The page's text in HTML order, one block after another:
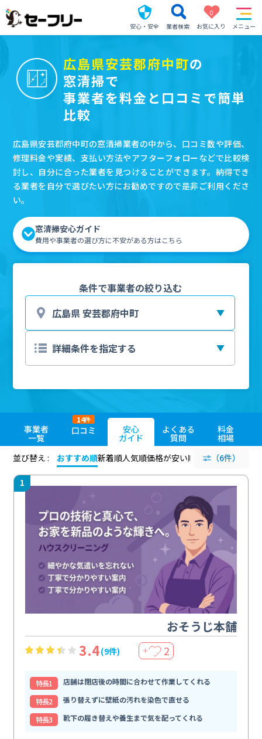
安心・安全 業者検索
0
お気に入り
メニュー
広島県安芸郡府中町の
窓清掃で
事業者を料金と口コミで簡単
比較
広島県安芸郡府中町の窓清掃業者の中から、口コミ数や評価、
修理料金や実績、支払い方法やアフターフォローなどで比較検
討し、自分に合った業者を見つけることができます。納得でき
る業者を自分で選びたい方にお勧めですので是非ご利用くださ
い。
窓清掃安心ガイド
費用や事業者の選び方に不安がある方はこちら
条件で事業者の絞り込む
事業者
一覧
口コミ
14件
安心
ガイド
よくある
質問
料金
相場
並び替え :
おすすめ順新着順人気順価格が安い順 評価が高い順
（6件）
1
おそうじ本舗
3.4(9件) ＋ 2
特⻑1
店舗は閉店後の時間に合わせて作業してくれる
特⻑2
張り替えずに壁紙の汚れを染色で直せる
特⻑3
靴下の履き替えや養生まで気を配ってくれる